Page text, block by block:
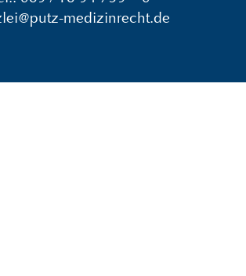
medizinrecht.de